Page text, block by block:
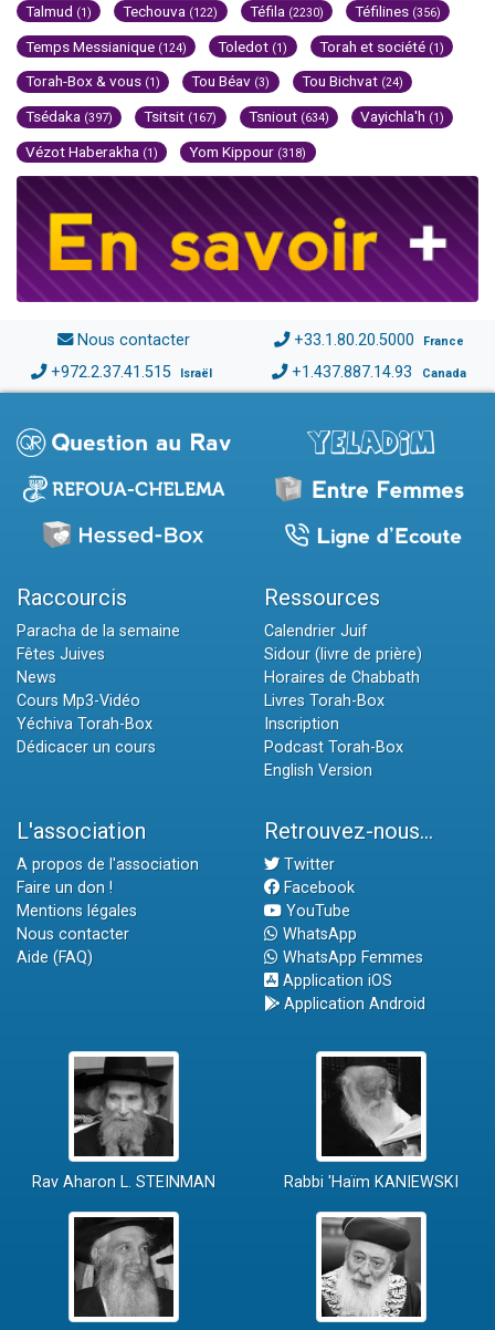
Talmud (1) Techouva (122) Téfila (2230) Téfilines (356)
Temps Messianique (124) Toledot (1) Torah et société (1)
Torah-Box & vous (1) Tou Béav (3) Tou Bichvat (24)
Tsédaka (397) Tsitsit (167) Tsniout (634) Vayichla'h (1)
Vézot Haberakha (1) Yom Kippour (318)
Nous contacter +33.1.80.20.5000 France
+972.2.37.41.515 Israël +1.437.887.14.93 Canada
Raccourcis
Paracha de la semaine
Fêtes Juives
News
Cours Mp3-Vidéo
Yéchiva Torah-Box
Dédicacer un cours
Ressources
Calendrier Juif
Sidour (livre de prière)
Horaires de Chabbath
Livres Torah-Box
Inscription
Podcast Torah-Box
English Version
L'association
A propos de l'association
Faire un don !
Mentions légales
Nous contacter
Aide (FAQ)
Retrouvez-nous...
Twitter
Facebook
YouTube
WhatsApp
WhatsApp Femmes
Application iOS
Application Android
Rav Aharon L. STEINMAN Rabbi 'Haïm KANIEWSKI